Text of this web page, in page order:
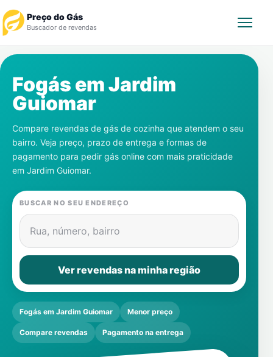
Preço do Gás
Buscador de revendas
Revendedor
Notícias
Cadastre-se
Gás
Contatos
Fogás emJardim
Guiomar
Compare revendas de gás de cozinha que atendem o seu
bairro. Veja preço, prazo de entrega e formas de
pagamento para pedir gás online com mais praticidade
em Jardim Guiomar.
BUSCAR NO SEU ENDEREÇO
Rua, número, bairro
Ver revendas na minha região
Fogás em Jardim Guiomar Menor preço
Compare revendas Pagamento na entrega